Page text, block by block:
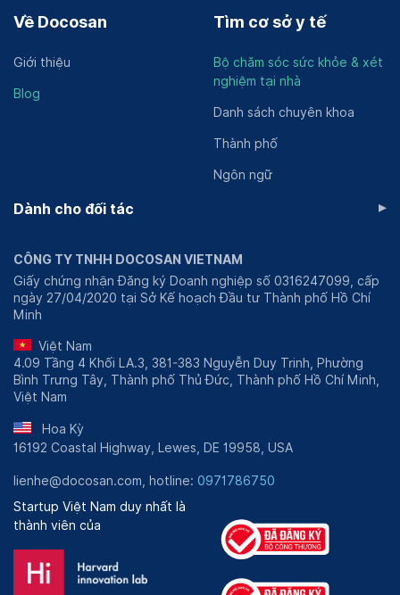
Về Docosan
Giới thiệu
Blog
Tìm cơ sở y tế
Bộ chăm sóc sức khỏe & xét
nghiệm tại nhà
Danh sách chuyên khoa
Thành phố
Ngôn ngữ
Dành cho đối tác ▸
CÔNG TY TNHH DOCOSAN VIETNAM
Giấy chứng nhận Đăng ký Doanh nghiệp số 0316247099, cấp
ngày 27/04/2020 tại Sở Kế hoạch Đầu tư Thành phố Hồ Chí
Minh
Việt Nam
4.09 Tầng 4 Khối LA.3, 381-383 Nguyễn Duy Trinh, Phường
Bình Trưng Tây, Thành phố Thủ Đức, Thành phố Hồ Chí Minh,
Việt Nam
Hoa Kỳ
16192 Coastal Highway, Lewes, DE 19958, USA
lienhe@docosan.com, hotline: 0971786750
Startup Việt Nam duy nhất là
thành viên của